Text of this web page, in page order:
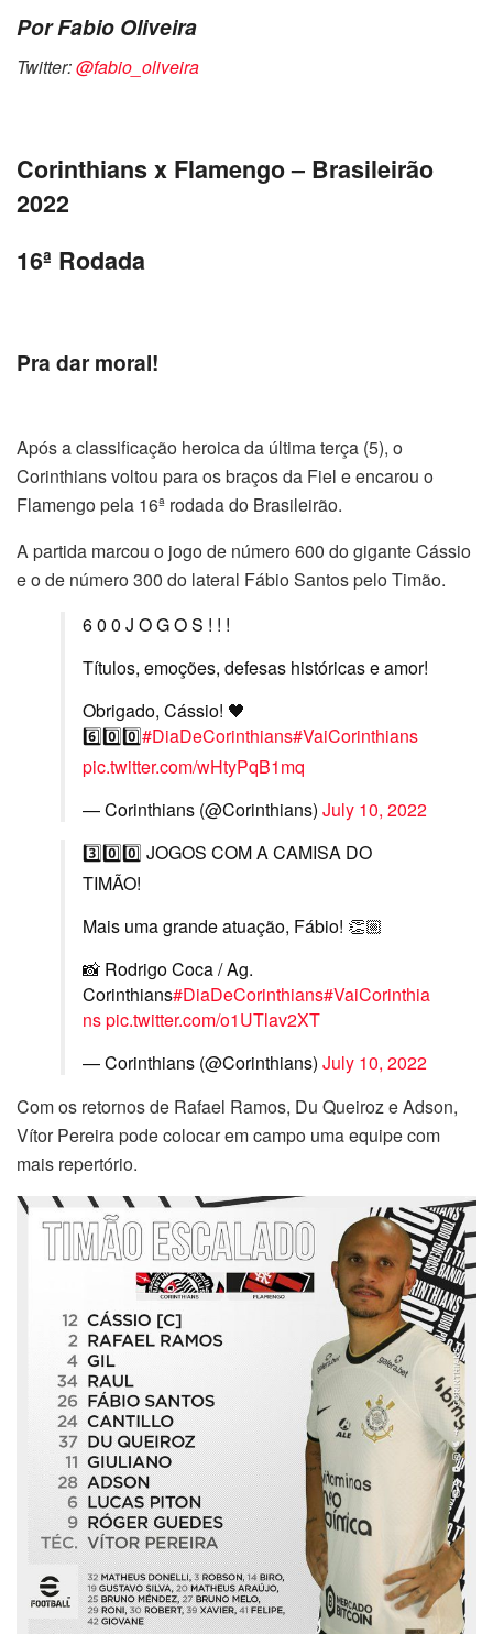
Por Fabio Oliveira
Twitter:@fabio_oliveira
Corinthians x Flamengo – Brasileirão
2022
16ª Rodada
Pra dar moral!
Após a classificação heroica da última terça (5), o
Corinthians voltou para os braços da Fiel e encarou o
Flamengo pela 16ª rodada do Brasileirão.
A partida marcou o jogo de número 600 do gigante Cássio
e o de número 300 do lateral Fábio Santos pelo Timão.
6 0 0 J O G O S ! ! !
Títulos, emoções, defesas históricas e amor!
Obrigado, Cássio! 🖤
6️⃣0️⃣0️⃣#DiaDeCorinthians#VaiCorinthians
pic.twitter.com/wHtyPqB1mq
— Corinthians (@Corinthians) July 10, 2022
3️⃣0️⃣0️⃣ JOGOS COM A CAMISA DO
TIMÃO!
Mais uma grande atuação, Fábio! 👏🏼
📸 Rodrigo Coca / Ag.
Corinthians#DiaDeCorinthians#VaiCorinthia
nspic.twitter.com/o1UTlav2XT
— Corinthians (@Corinthians) July 10, 2022
Com os retornos de Rafael Ramos, Du Queiroz e Adson,
Vítor Pereira pode colocar em campo uma equipe com
mais repertório.